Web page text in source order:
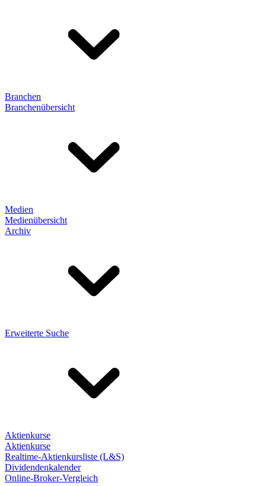
Branchen
Branchenübersicht
Medien
Medienübersicht
Archiv
Erweiterte Suche
Aktienkurse
Aktienkurse
Realtime-Aktienkursliste (L&S)
Dividendenkalender
Online-Broker-Vergleich